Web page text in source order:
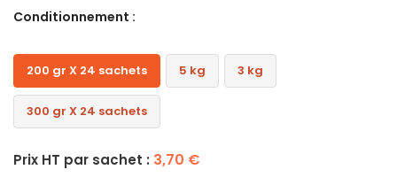
Conditionnement :
200 gr X 24 sachets 5 kg 3 kg
300 gr X 24 sachets
Prix HT par sachet : 3,70 €